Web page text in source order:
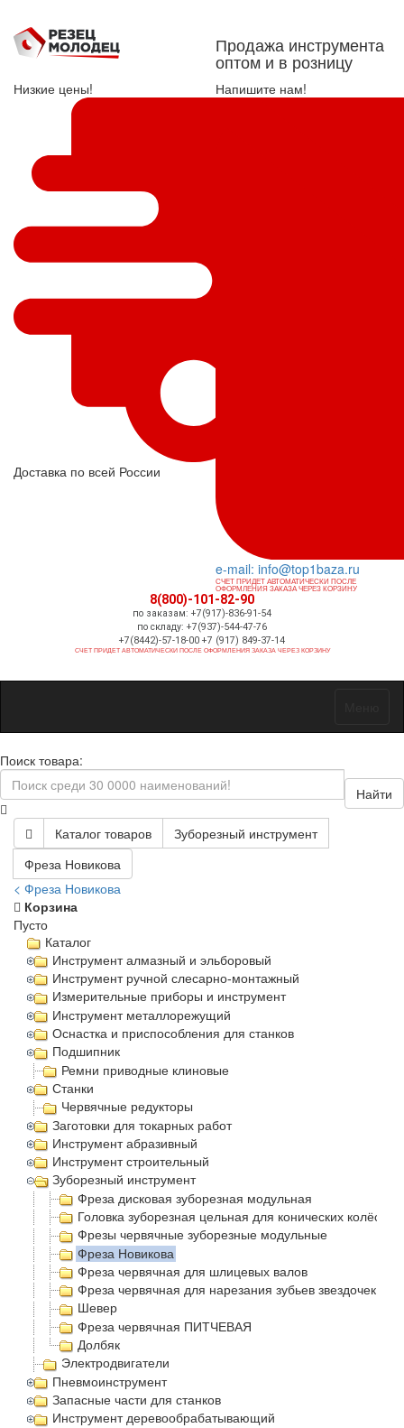
Продажа инструмента
оптом и в розницу
Низкие цены!
Доставка по всей России
Напишите нам!
e-mail: info@top1baza.ru
СЧЕТ ПРИДЕТ АВТОМАТИЧЕСКИ ПОСЛЕ
ОФОРМЛЕНИЯ ЗАКАЗА ЧЕРЕЗ КОРЗИНУ
8(800)-101-82-90
по заказам: +7(917)-836-91-54
по складу: +7(937)-544-47-76
+7(8442)-57-18-00 +7 (917) 849-37-14
СЧЕТ ПРИДЕТ АВТОМАТИЧЕСКИ ПОСЛЕ ОФОРМЛЕНИЯ ЗАКАЗА ЧЕРЕЗ КОРЗИНУ
Поиск товара:
Найти
Каталог товаров
Зуборезный инструмент
Фреза Новикова
< Фреза Новикова
Корзина
Пусто
Каталог
Инструмент алмазный и эльборовый
Инструмент ручной слесарно-монтажный
Измерительные приборы и инструмент
Инструмент металлорежущий
Оснастка и приспособления для станков
Подшипник
Ремни приводные клиновые
Станки
Червячные редукторы
Заготовки для токарных работ
Инструмент абразивный
Инструмент строительный
Зуборезный инструмент
Фреза дисковая зуборезная модульная
Головка зуборезная цельная для конических колёс
Фрезы червячные зуборезные модульные
Фреза Новикова
Фреза червячная для шлицевых валов
Фреза червячная для нарезания зубьев звездочек
Шевер
Фреза червячная ПИТЧЕВАЯ
Долбяк
Электродвигатели
Пневмоинструмент
Запасные части для станков
Инструмент деревообрабатывающий